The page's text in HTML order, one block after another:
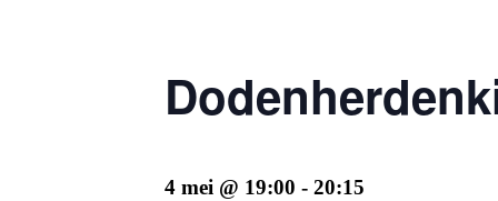
4 mei @ 19:00 - 20:15